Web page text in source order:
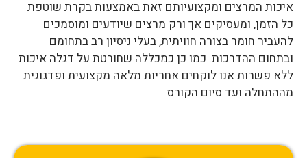
איכות המרצים ומקצועיותם זאת באמצעות בקרת שוטפת
כל הזמן, ומעסיקים אך ורק מרצים שיודעים ומוסמכים
להעביר חומר בצורה חוויתית, בעלי ניסיון רב בתחומם
ובתחום ההדרכות. כמו כן כמכללה שחורטת על דגלה איכות
ללא פשרות אנו לוקחים אחריות מלאה מקצועית ופדגוגית
מההתחלה ועד סיום הקורס